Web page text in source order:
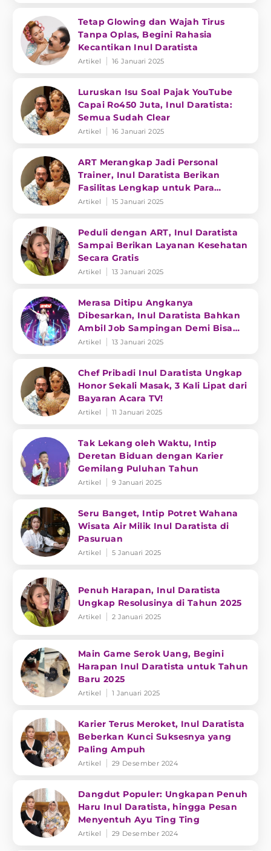
Tetap Glowing dan Wajah Tirus
Tanpa Oplas, Begini Rahasia
Kecantikan Inul Daratista
Artikel 16 Januari 2025
Luruskan Isu Soal Pajak YouTube
Capai Ro450 Juta, Inul Daratista:
Semua Sudah Clear
Artikel 16 Januari 2025
ART Merangkap Jadi Personal
Trainer, Inul Daratista Berikan
Fasilitas Lengkap untuk Para
Pekerja
Artikel 15 Januari 2025
Peduli dengan ART, Inul Daratista
Sampai Berikan Layanan Kesehatan
Secara Gratis
Artikel 13 Januari 2025
Merasa Ditipu Angkanya
Dibesarkan, Inul Daratista Bahkan
Ambil Job Sampingan Demi Bisa
Bayar Pajak
Artikel 13 Januari 2025
Chef Pribadi Inul Daratista Ungkap
Honor Sekali Masak, 3 Kali Lipat dari
Bayaran Acara TV!
Artikel 11 Januari 2025
Tak Lekang oleh Waktu, Intip
Deretan Biduan dengan Karier
Gemilang Puluhan Tahun
Artikel 9 Januari 2025
Seru Banget, Intip Potret Wahana
Wisata Air Milik Inul Daratista di
Pasuruan
Artikel 5 Januari 2025
Penuh Harapan, Inul Daratista
Ungkap Resolusinya di Tahun 2025
Artikel 2 Januari 2025
Main Game Serok Uang, Begini
Harapan Inul Daratista untuk Tahun
Baru 2025
Artikel 1 Januari 2025
Karier Terus Meroket, Inul Daratista
Beberkan Kunci Suksesnya yang
Paling Ampuh
Artikel 29 Desember 2024
Dangdut Populer: Ungkapan Penuh
Haru Inul Daratista, hingga Pesan
Menyentuh Ayu Ting Ting
Artikel 29 Desember 2024